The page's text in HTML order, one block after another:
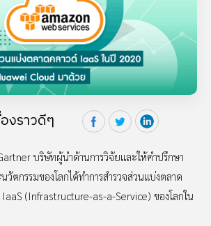
งราวดีๆ
บริษัทผู้นำด้านการวิจัยและให้คำปรึกษา
วัตกรรมของโลกได้ทำการสำรวจส่วนแบ่งตลาด
(Infrastructure-as-a-Service) ของโลกใน